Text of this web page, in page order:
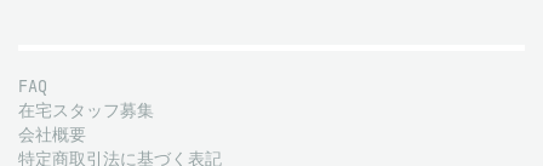
FAQ
在宅スタッフ募集
会社概要
特定商取引法に基づく表記